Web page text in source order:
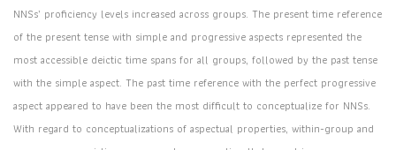
NNSs’ proficiency levels increased across groups. The present time reference
of the present tense with simple and progressive aspects represented the
most accessible deictic time spans for all groups, followed by the past tense
with the simple aspect. The past time reference with the perfect progressive
aspect appeared to have been the most difficult to conceptualize for NNSs.
With regard to conceptualizations of aspectual properties, within-group and